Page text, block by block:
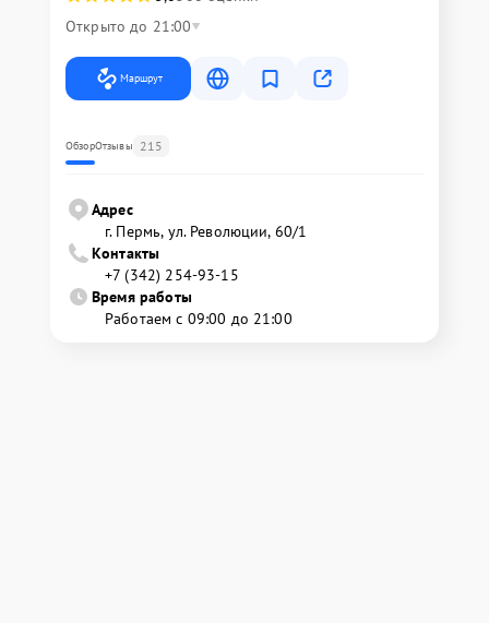
Открыто до 21:00
Маршрут
ОбзорОтзывы 215
Адрес
г. Пермь, ул. ​Революции, 60/1
Контакты
+7 (342) 254-93-15
Время работы
Работаем с 09:00 до 21:00